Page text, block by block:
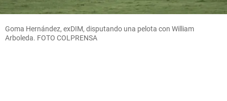
Goma Hernández, exDIM, disputando una pelota con William
Arboleda. FOTO COLPRENSA